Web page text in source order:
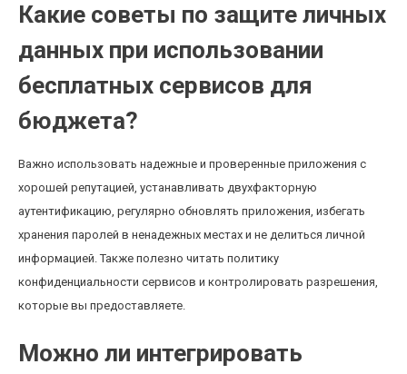
Какие советы по защите личных
данных при использовании
бесплатных сервисов для
бюджета?
Важно использовать надежные и проверенные приложения с
хорошей репутацией, устанавливать двухфакторную
аутентификацию, регулярно обновлять приложения, избегать
хранения паролей в ненадежных местах и не делиться личной
информацией. Также полезно читать политику
конфиденциальности сервисов и контролировать разрешения,
которые вы предоставляете.
Можно ли интегрировать